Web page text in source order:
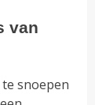
van
snoepen